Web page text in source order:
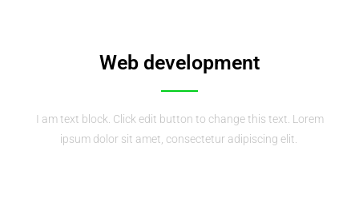
Web development
I am text block. Click edit button to change this text. Lorem
ipsum dolor sit amet, consectetur adipiscing elit.